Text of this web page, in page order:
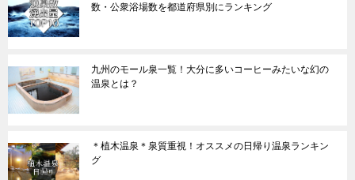
数・公衆浴場数を都道府県別にランキング
九州のモール泉一覧！大分に多いコーヒーみたいな幻の
温泉とは？
＊植木温泉＊泉質重視！オススメの日帰り温泉ランキン
グ